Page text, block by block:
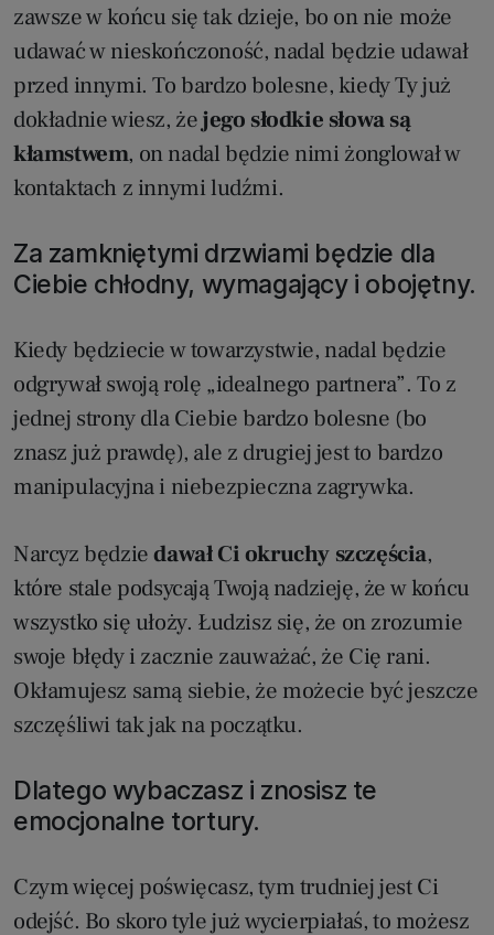
zawsze w końcu się tak dzieje, bo on nie może
udawać w nieskończoność, nadal będzie udawał
przed innymi. To bardzo bolesne, kiedy Ty już
dokładnie wiesz, żejego słodkie słowa są
kłamstwem, on nadal będzie nimi żonglował w
kontaktach z innymi ludźmi.
Za zamkniętymi drzwiami będzie dla
Ciebie chłodny, wymagający i obojętny.
Kiedy będziecie w towarzystwie, nadal będzie
odgrywał swoją rolę „idealnego partnera”. To z
jednej strony dla Ciebie bardzo bolesne (bo
znasz już prawdę), ale z drugiej jest to bardzo
manipulacyjna i niebezpieczna zagrywka.
Narcyz będziedawał Ci okruchy szczęścia,
które stale podsycają Twoją nadzieję, że w końcu
wszystko się ułoży. Łudzisz się, że on zrozumie
swoje błędy i zacznie zauważać, że Cię rani.
Okłamujesz samą siebie, że możecie być jeszcze
szczęśliwi tak jak na początku.
Dlatego wybaczasz i znosisz te
emocjonalne tortury.
Czym więcej poświęcasz, tym trudniej jest Ci
odejść. Bo skoro tyle już wycierpiałaś, to możesz